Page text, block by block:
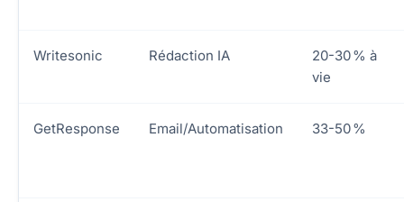
Writesonic Rédaction IA
20-30 % à
vie
GetResponse Email/Automatisation 33-50 %